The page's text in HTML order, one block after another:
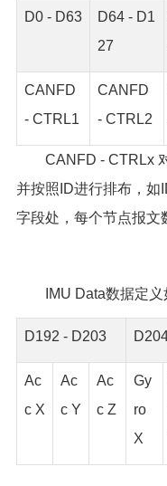
D0 - D63
D64 - D1
27
CANFD
- CTRL1
CANFD
- CTRL2
CANFD - CTRLx
并按照ID进行排布，如
字段处，每个节点报文
IMU Data数据定义
D192 - D203
Ac
c X
Ac
c Y
Ac
c Z
Gy
ro
X